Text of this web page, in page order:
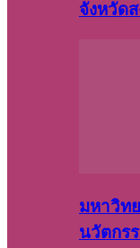
จังหวัด
มหาวิท
นวัตกร